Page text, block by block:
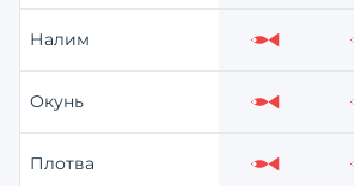
Налим Слабо
Окунь Слабо
Плотва Слабо